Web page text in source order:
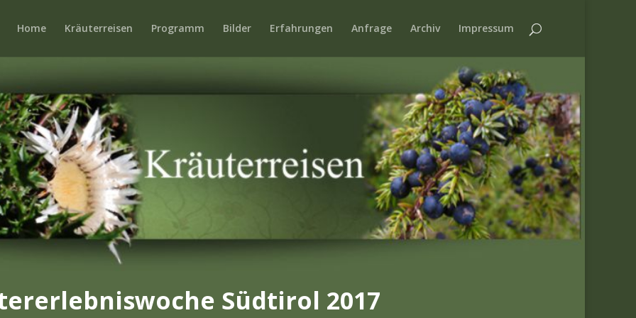
Home Kräuterreisen Programm Bilder Erfahrungen Anfrage Archiv Impressum
Südtirol 2017